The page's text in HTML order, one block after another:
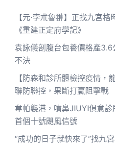
【元·孛朮魯翀】正找九宮
《重建正定府學記》
袁詠儀剖腹台包養價格產
不決
【防森和診所體檢控疫情，
聯防聯控，果斷打贏阻擊戰
韋帕襲港，噴鼻JIUYI俱意
首個十號颶風信號
“成功的日子就快來了”找九